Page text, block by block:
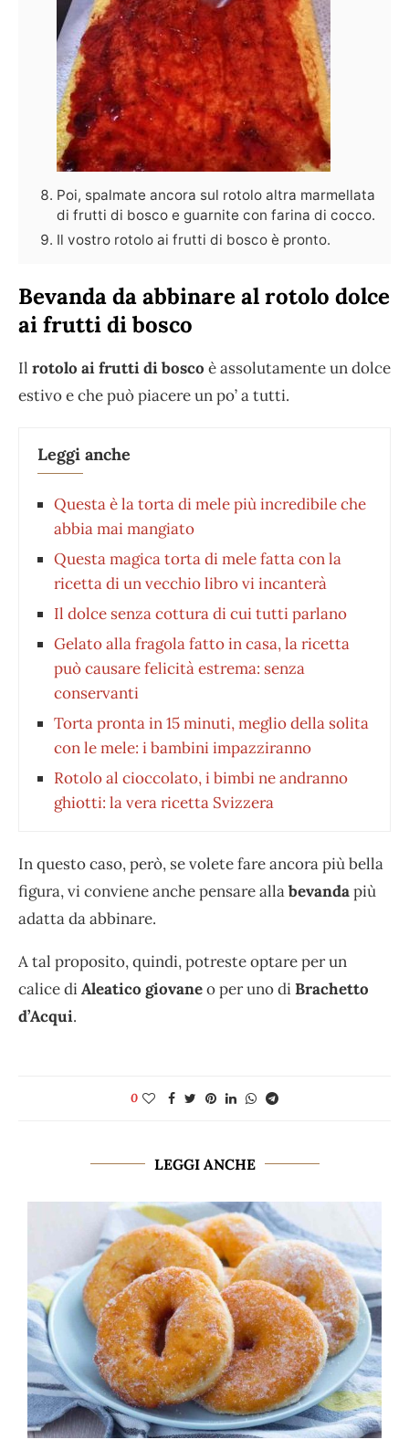
Poi, spalmate ancora sul rotolo altra marmellata
di frutti di bosco e guarnite con farina di cocco.
Il vostro rotolo ai frutti di bosco è pronto.
Bevanda da abbinare al rotolo dolce
ai frutti di bosco
Il rotolo ai frutti di bosco è assolutamente un dolce
estivo e che può piacere un po’ a tutti.
Leggi anche
Questa è la torta di mele più incredibile che
abbia mai mangiato
Questa magica torta di mele fatta con la
ricetta di un vecchio libro vi incanterà
Il dolce senza cottura di cui tutti parlano
Gelato alla fragola fatto in casa, la ricetta
può causare felicità estrema: senza
conservanti
Torta pronta in 15 minuti, meglio della solita
con le mele: i bambini impazziranno
Rotolo al cioccolato, i bimbi ne andranno
ghiotti: la vera ricetta Svizzera
In questo caso, però, se volete fare ancora più bella
figura, vi conviene anche pensare allabevandapiù
adatta da abbinare.
A tal proposito, quindi, potreste optare per un
calice diAleatico giovaneo per uno diBrachetto
d’Acqui.
0
LEGGI ANCHE